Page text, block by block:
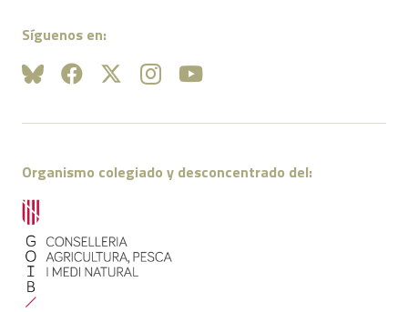
Síguenos en:
Organismo colegiado y desconcentrado del: